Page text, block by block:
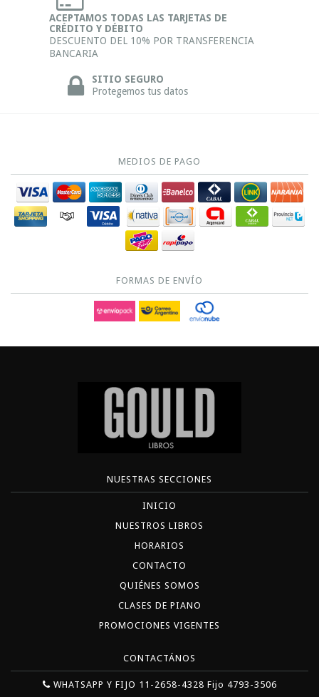
ACEPTAMOS TODAS LAS TARJETAS DE
CRÉDITO Y DÉBITO
DESCUENTO DEL 10% POR TRANSFERENCIA
BANCARIA
SITIO SEGURO
Protegemos tus datos
MEDIOS DE PAGO
FORMAS DE ENVÍO
NUESTRAS SECCIONES
INICIO
NUESTROS LIBROS
HORARIOS
CONTACTO
QUIÉNES SOMOS
CLASES DE PIANO
PROMOCIONES VIGENTES
CONTACTÁNOS
WHATSAPP Y FIJO 11-2658-4328 Fijo 4793-3506